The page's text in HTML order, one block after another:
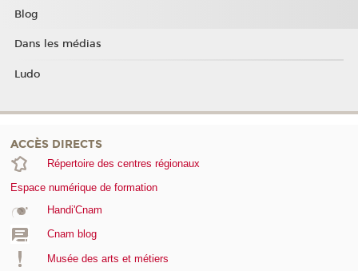
Blog
Dans les médias
Ludo
ACCÈS DIRECTS
Répertoire des centres régionaux
Espace numérique de formation
Handi'Cnam
Cnam blog
Musée des arts et métiers